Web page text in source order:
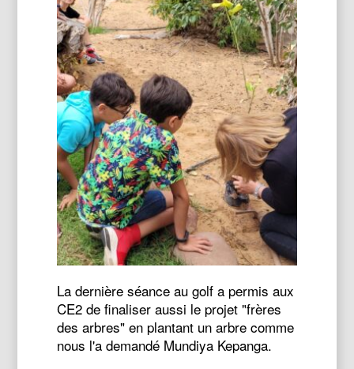
La dernière séance au golf a permis aux
CE2 de finaliser aussi le projet "frères
des arbres" en plantant un arbre comme
nous l'a demandé Mundiya Kepanga.